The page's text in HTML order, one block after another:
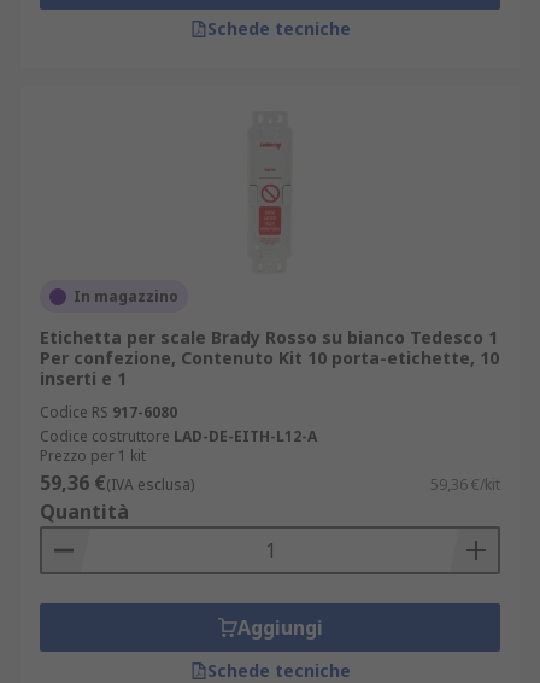
Schede tecniche
In magazzino
Etichetta per scale Brady Rosso su bianco Tedesco 1
Per confezione, Contenuto Kit 10 porta-etichette, 10
inserti e 1
Codice RS 917-6080
Codice costruttore LAD-DE-EITH-L12-A
Prezzo per 1 kit
59,36 €(IVA esclusa) 59,36 €/kit
Quantità
Aggiungi
Schede tecniche